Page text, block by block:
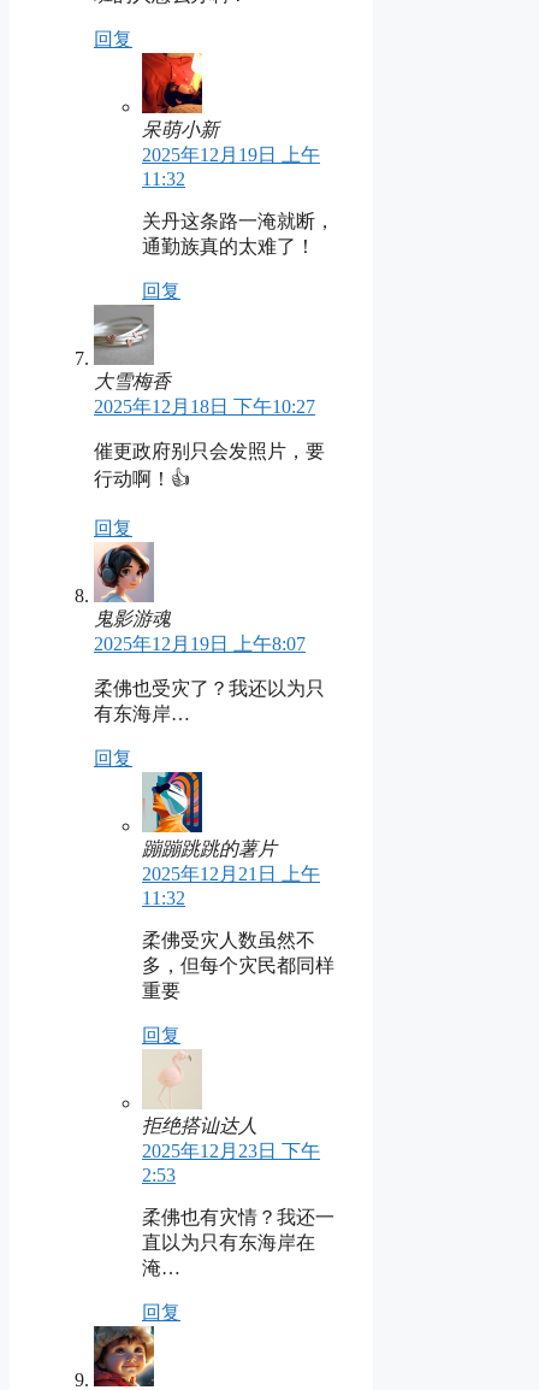
回复
呆萌小新
2025年12月19日 上午
11:32
关丹这条路一淹就断，
通勤族真的太难了！
回复
大雪梅香
2025年12月18日 下午10:27
催更政府别只会发照片，要
行动啊！👍
回复
鬼影游魂
2025年12月19日 上午8:07
柔佛也受灾了？我还以为只
有东海岸…
回复
蹦蹦跳跳的薯片
2025年12月21日 上午
11:32
柔佛受灾人数虽然不
多，但每个灾民都同样
重要
回复
拒绝搭讪达人
2025年12月23日 下午
2:53
柔佛也有灾情？我还一
直以为只有东海岸在
淹…
回复